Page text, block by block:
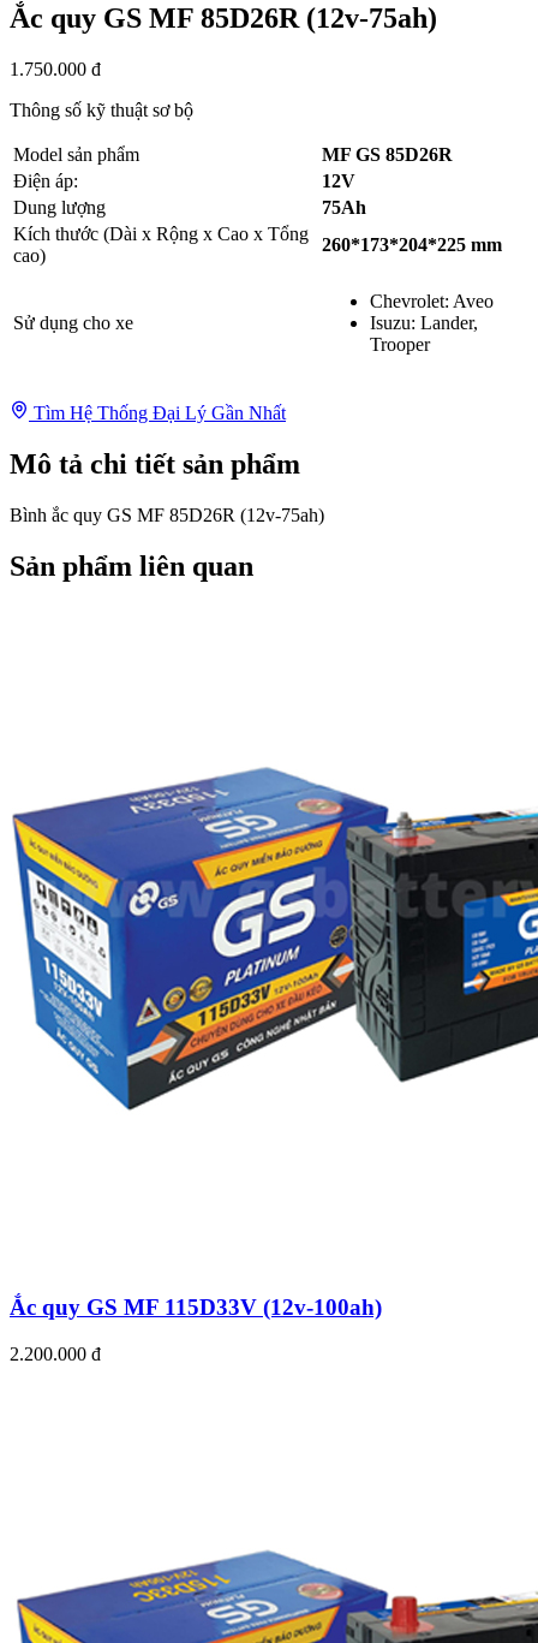
Ắc quy GS MF 85D26R (12v-75ah)
1.750.000 đ
Thông số kỹ thuật sơ bộ
Model sản phẩm
MF GS 85D26R
Điện áp:
12V
Dung lượng
75Ah
Kích thước (Dài x Rộng x Cao x Tổng
cao)
260*173*204*225 mm
Sử dụng cho xe
Chevrolet: Aveo
Isuzu: Lander,
Trooper
Tìm Hệ Thống Đại Lý Gần Nhất
Mô tả chi tiết sản phẩm
Bình ắc quy GS MF 85D26R (12v-75ah)
Sản phẩm liên quan
Ắc quy GS MF 115D33V (12v-100ah)
2.200.000 đ